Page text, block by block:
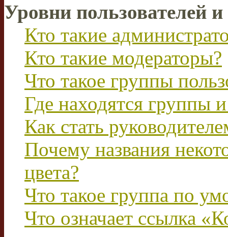
Уровни пользователей
Кто такие
Кто такие модераторы?
Что такое группы
Где находятся группы
Как стать
Почему названия
цвета?
Что такое группа по
Что означает ссылка